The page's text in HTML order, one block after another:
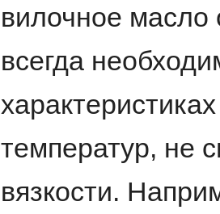
вилочное масло
всегда
температур, не
вязкости.